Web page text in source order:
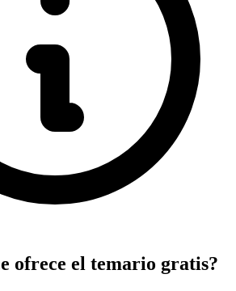
ofrece el temario gratis?